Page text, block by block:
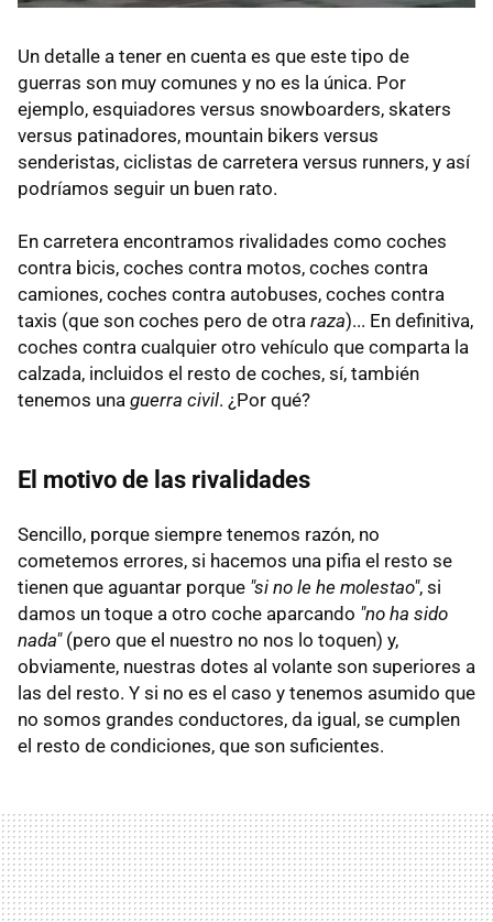
Un detalle a tener en cuenta es que este tipo de
guerras son muy comunes y no es la única. Por
ejemplo, esquiadores versus snowboarders, skaters
versus patinadores, mountain bikers versus
senderistas, ciclistas de carretera versus runners, y así
podríamos seguir un buen rato.
En carretera encontramos rivalidades como coches
contra bicis, coches contra motos, coches contra
camiones, coches contra autobuses, coches contra
taxis (que son coches pero de otra raza)... En definitiva,
coches contra cualquier otro vehículo que comparta la
calzada, incluidos el resto de coches, sí, también
tenemos una guerra civil. ¿Por qué?
El motivo de las rivalidades
Sencillo, porque siempre tenemos razón, no
cometemos errores, si hacemos una pifia el resto se
tienen que aguantar porque "si no le he molestao", si
damos un toque a otro coche aparcando "no ha sido
nada"(pero que el nuestro no nos lo toquen) y,
obviamente, nuestras dotes al volante son superiores a
las del resto. Y si no es el caso y tenemos asumido que
no somos grandes conductores, da igual, se cumplen
el resto de condiciones, que son suficientes.